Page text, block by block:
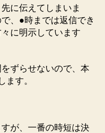
に伝えてしまいま
、●時までは返信でき
に明示しています
ずらせないので、本
ます。
が、一番の時短は決